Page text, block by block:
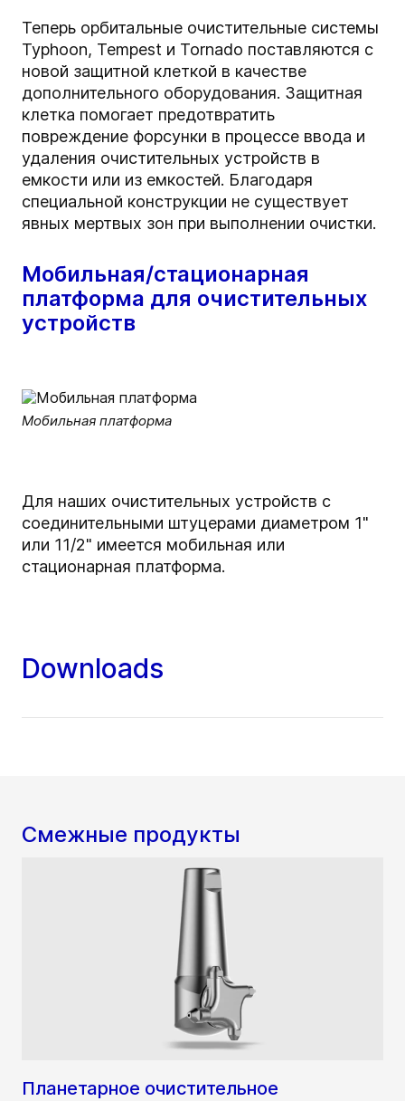
Теперь орбитальные очистительные системы
Typhoon, Tempest и Tornado поставляются с
новой защитной клеткой в качестве
дополнительного оборудования. Защитная
клетка помогает предотвратить
повреждение форсунки в процессе ввода и
удаления очистительных устройств в
емкости или из емкостей. Благодаря
специальной конструкции не существует
явных мертвых зон при выполнении очистки.
Мобильная/стационарная
платформа для очистительных
устройств
Мобильная платформа
Для наших очистительных устройств с
соединительными штуцерами диаметром 1"
или 11/2" имеется мобильная или
стационарная платформа.
Downloads
Смежные продукты
Планетарное очистительное